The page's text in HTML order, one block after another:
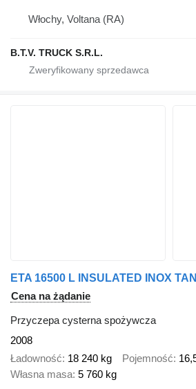
Włochy, Voltana (RA)
B.T.V. TRUCK S.R.L.
ETA 16500 L INSULATED INOX
Cena na żądanie
Przyczepa cysterna spożywcza
2008
Ładowność 18 240 kg Pojemność
Własna masa 5 760 kg